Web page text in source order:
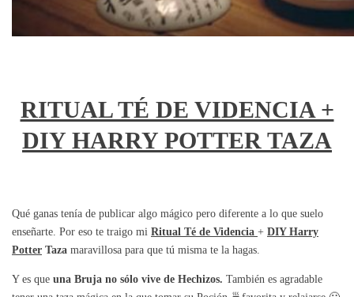
RITUAL TÉ DE VIDENCIA +
DIY HARRY POTTER TAZA
Qué ganas tenía de publicar algo mágico pero diferente a lo que suelo
enseñarte. Por eso te traigo mi Ritual Té de Videncia + DIY Harry
Potter Taza maravillosa para que tú misma te la hagas.
Y es que una Bruja no sólo vive de Hechizos. También es agradable